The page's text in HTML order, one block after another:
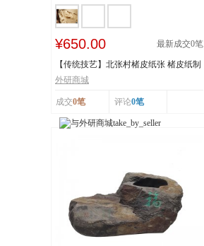
¥650.00 最新成交0笔
【传统技艺】北张村楮皮纸张 楮皮纸制
作技艺 国...
外研商城
成交0笔 评论0笔